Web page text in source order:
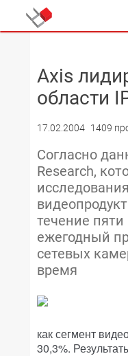
Axis
области
17.02.2004 1409
Согласно
Research,
течение
ежегодный
сетевых
время
как сегмент
30,3%.